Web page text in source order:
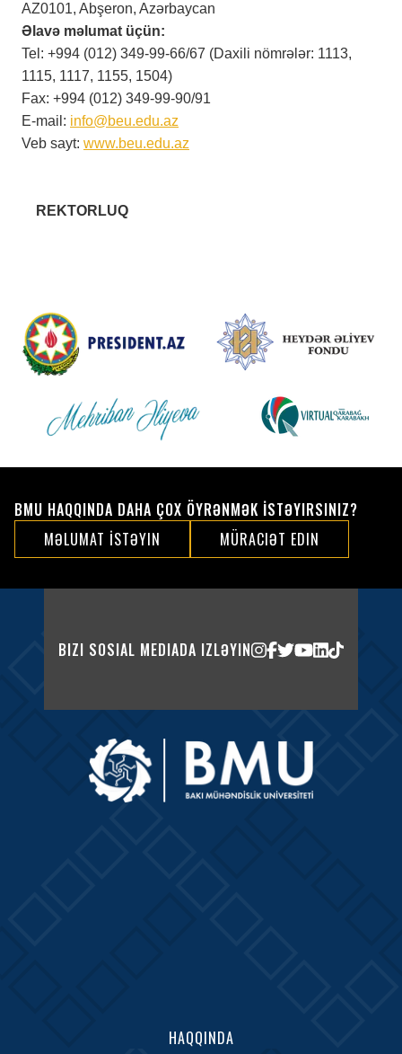
AZ0101, Abşeron, Azərbaycan
Əlavə məlumat üçün:
Tel: +994 (012) 349-99-66/67 (Daxili nömrələr: 1113,
1115, 1117, 1155, 1504)
Fax: +994 (012) 349-99-90/91
E-mail: info@beu.edu.az
Veb sayt: www.beu.edu.az
REKTORLUQ
BMU HAQQINDA DAHA ÇOX ÖYRƏNMƏK İSTƏYIRSINIZ?
MƏLUMAT İSTƏYIN
MÜRACIƏT EDIN
BIZI SOSIAL MEDIADA IZLƏYIN
HAQQINDA